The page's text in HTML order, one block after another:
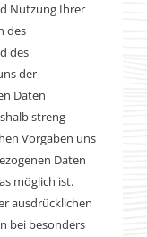
Nutzung Ihrer
des
des
der
Daten
streng
Vorgaben uns
Daten
möglich ist.
ausdrücklichen
bei besonders